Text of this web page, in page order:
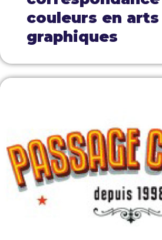
couleurs en arts
graphiques